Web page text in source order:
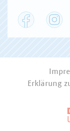
Facebook
Erklärung